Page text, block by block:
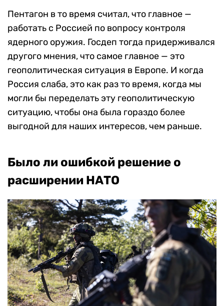
Пентагон в то время считал, что главное —
работать с Россией по вопросу контроля
ядерного оружия. Госдеп тогда придерживался
другого мнения, что самое главное — это
геополитическая ситуация в Европе. И когда
Россия слаба, это как раз то время, когда мы
могли бы переделать эту геополитическую
ситуацию, чтобы она была гораздо более
выгодной для наших интересов, чем раньше.
Было ли ошибкой решение о
расширении НАТО